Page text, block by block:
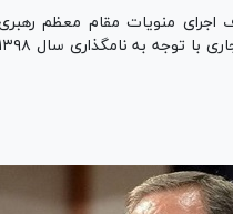
مقاومتی را با هدف اجرای منویات مقام معظم
(مدظله‌العالی) در بیانیه گام دوم انقلاب و محوریت توسعه و رونق تولید در سال جاری با توجه به نامگذاری سال ۱۳۹۸